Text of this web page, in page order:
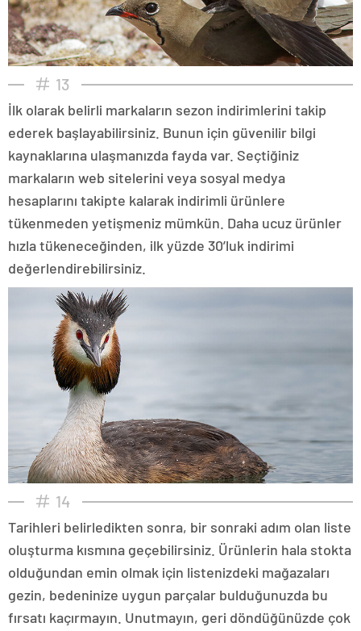
13
İlk olarak belirli markaların sezon indirimlerini takip
ederek başlayabilirsiniz. Bunun için güvenilir bilgi
kaynaklarına ulaşmanızda fayda var. Seçtiğiniz
markaların web sitelerini veya sosyal medya
hesaplarını takipte kalarak indirimli ürünlere
tükenmeden yetişmeniz mümkün. Daha ucuz ürünler
hızla tükeneceğinden, ilk yüzde 30’luk indirimi
değerlendirebilirsiniz.
14
Tarihleri belirledikten sonra, bir sonraki adım olan liste
oluşturma kısmına geçebilirsiniz. Ürünlerin hala stokta
olduğundan emin olmak için listenizdeki mağazaları
gezin, bedeninize uygun parçalar bulduğunuzda bu
fırsatı kaçırmayın. Unutmayın, geri döndüğünüzde çok